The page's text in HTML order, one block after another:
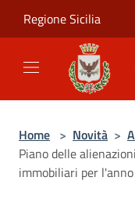
Regione Sicilia
Home > Novità >
Piano delle
immobiliari per